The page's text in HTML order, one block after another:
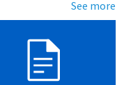
See more